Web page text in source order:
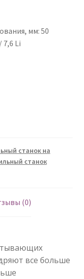
мм: 50
7,6 Li
станок на
станок
(0)
все больше